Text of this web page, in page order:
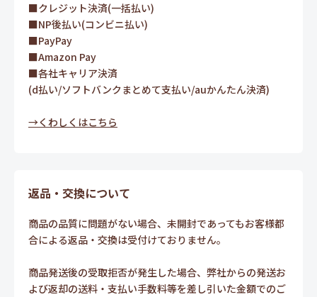
■クレジット決済(一括払い)
■NP後払い(コンビニ払い)
■PayPay
■Amazon Pay
■各社キャリア決済
(d払い/ソフトバンクまとめて支払い/auかんたん決済)
→くわしくはこちら
返品・交換について
商品の品質に問題がない場合、未開封であってもお客様都
合による返品・交換は受付けておりません。
商品発送後の受取拒否が発生した場合、弊社からの発送お
よび返却の送料・支払い手数料等を差し引いた金額でのご